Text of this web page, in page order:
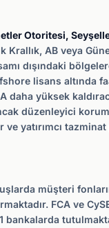
Otoritesi,
Krallık, AB veya
dışındaki
lisans altında
daha yüksek
düzenleyici
ve yatırımcı tazminat
müşteri
FCA ve
bankalarda